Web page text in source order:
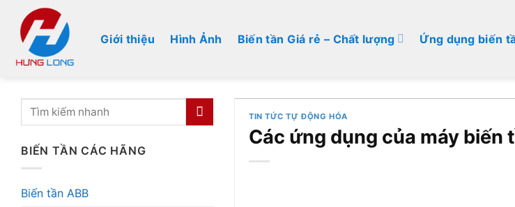
dung
Giới thiệu Hình Ảnh Biến tần Giá rẻ – Chất lượng Ứng dụng biến
BIẾN TẦN CÁC HÃNG
Biến tần ABB
TIN TỨC TỰ ĐỘNG HÓA
Các ứng dụng của máy